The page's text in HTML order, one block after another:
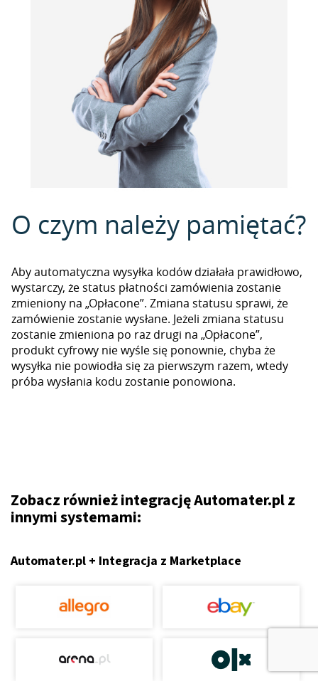
O czym należy pamiętać?
Aby automatyczna wysyłka kodów działała prawidłowo,
wystarczy, że status płatności zamówienia zostanie
zmieniony na „Opłacone”. Zmiana statusu sprawi, że
zamówienie zostanie wysłane. Jeżeli zmiana statusu
zostanie zmieniona po raz drugi na „Opłacone”,
produkt cyfrowy nie wyśle się ponownie, chyba że
wysyłka nie powiodła się za pierwszym razem, wtedy
próba wysłania kodu zostanie ponowiona.
Zobacz również integrację Automater.pl z
innymi systemami:
Automater.pl + Integracja z Marketplace